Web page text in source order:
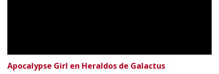
Apocalypse Girl en Heraldos de Galactus